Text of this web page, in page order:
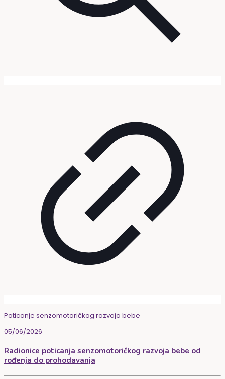
Poticanje senzomotoričkog razvoja bebe
05/06/2026
Radionice poticanja senzomotoričkog razvoja bebe od
rođenja do prohodavanja